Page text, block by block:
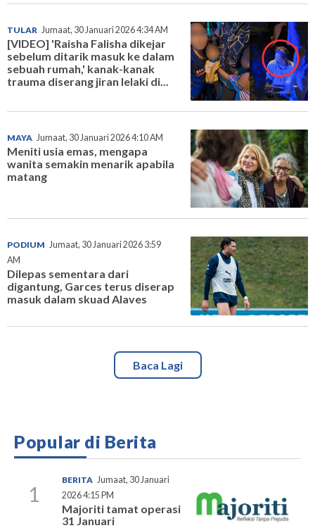
TULAR Jumaat, 30 Januari 2026 4:34 AM
[VIDEO] 'Raisha Falisha dikejar
sebelum ditarik masuk ke dalam
sebuah rumah,' kanak-kanak
trauma diserang jiran lelaki di...
MAYA Jumaat, 30 Januari 2026 4:10 AM
Meniti usia emas, mengapa
wanita semakin menarik apabila
matang
PODIUM Jumaat, 30 Januari 2026 3:59
AM
Dilepas sementara dari
digantung, Garces terus diserap
masuk dalam skuad Alaves
Baca Lagi
Popular di Berita
1
BERITA Jumaat, 30 Januari
2026 4:15 PM
Majoriti tamat operasi
31 Januari